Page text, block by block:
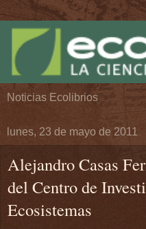
Noticias Ecolibrios
lunes, 23 de mayo de 2011
Alejandro Casas
del Centro de
Ecosistemas